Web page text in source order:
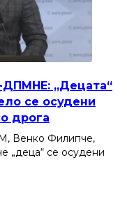
„Децата“
се осудени
дрога
Венко Филипче,
„деца“ се осудени